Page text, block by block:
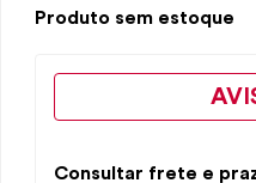
Produto sem estoque
Consultar frete e